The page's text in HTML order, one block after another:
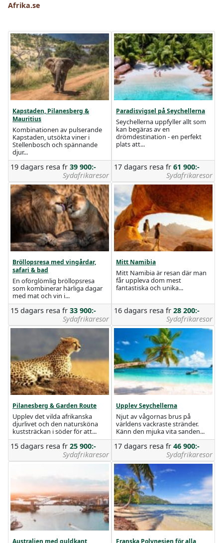
Afrika.se
Kapstaden, Pilanesberg &
Mauritius
Kombinationen av pulserande
Kapstaden, utsökta viner i
Stellenbosch och spännande
djur...
19 dagars resa fr 39 900:-
Sydafrikaresor
Paradisvigsel på Seychellerna
Seychellerna uppfyller allt som
kan begäras av en
drömdestination - en perfekt
plats att...
17 dagars resa fr 61 900:-
Sydafrikaresor
Bröllopsresa med vingårdar,
safari & bad
En oförglömlig bröllopsresa
som kombinerar härliga dagar
med mat och vin i...
15 dagars resa fr 33 900:-
Sydafrikaresor
Mitt Namibia
Mitt Namibia är resan där man
får uppleva dom mest
fantastiska och unika...
16 dagars resa fr 28 200:-
Sydafrikaresor
Pilanesberg & Garden Route
Upplev det vilda afrikanska
djurlivet och den natursköna
kuststräckan i söder för att...
15 dagars resa fr 25 900:-
Sydafrikaresor
Upplev Seychellerna
Njut av vågornas brus på
världens vackraste stränder.
Känn den mjuka vita sanden...
17 dagars resa fr 46 900:-
Sydafrikaresor
Australien med guldkant Franska Polynesien för alla